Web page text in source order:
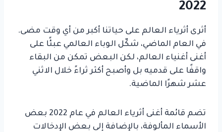
2022
أثرى أثرياء العالم على حياتنا أكبر من أي وقت مضى.
في العام الماضي، شكّل الوباء العالمي عبئًا على
أغنى أغنياء العالم، لكن البعض تمكن من البقاء
واقفًا على قدميه بل وأصبح أكثر ثراءً خلال الاثني
عشر شهرًا الماضية.
تضم قائمة أغنى أثرياء العالم في عام 2022 بعض
الأسماء المألوفة، بالإضافة إلى بعض الإدخالات